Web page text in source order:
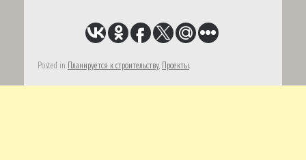
Posted in Планируется к строительству, Проекты.